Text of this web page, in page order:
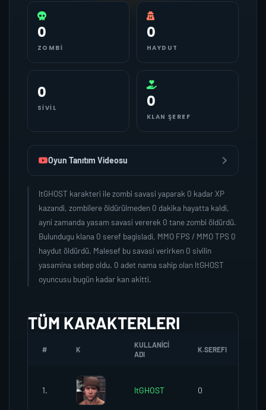
0
ZOMBI
0
HAYDUT
0
SIVIL 0
KLAN ŞEREF
Oyun Tanıtım Videosu
ltGHOST karakteri ile zombi savasi yaparak 0 kadar XP
kazandi, zombilere öldürülmeden 0 dakika hayatta kaldi,
ayni zamanda yasam savasi vererek 0 tane zombi öldürdü.
Bulundugu klana 0 seref bagisladi, MMO FPS / MMO TPS 0
haydut öldürdü. Malesef bu savasi verirken 0 sivilin
yasamina sebep oldu. 0 adet nama sahip olan ltGHOST
oyuncusu bugün kadar kan akitti.
TÜM KARAKTERLERI
# K
KULLANICI
ADI
K.SEREFI
1. ltGHOST 0